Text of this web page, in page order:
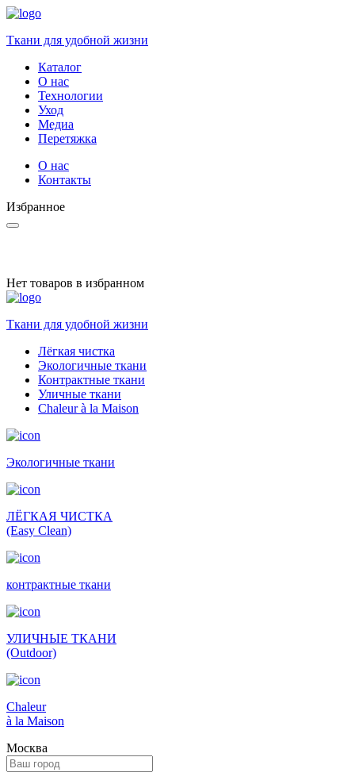
Ткани для удобной жизни
Каталог
О нас
Технологии
Уход
Медиа
Перетяжка
О нас
Контакты
Избранное
Нет товаров в избранном
Ткани для удобной жизни
Лёгкая чистка
Экологичные ткани
Контрактные ткани
Уличные ткани
Сhaleur à la Maison
Экологичные ткани
ЛЁГКАЯ ЧИСТКА
(Easy Clean)
контрактные ткани
УЛИЧНЫЕ ТКАНИ
(Outdoor)
Сhaleur
à la Maison
Москва